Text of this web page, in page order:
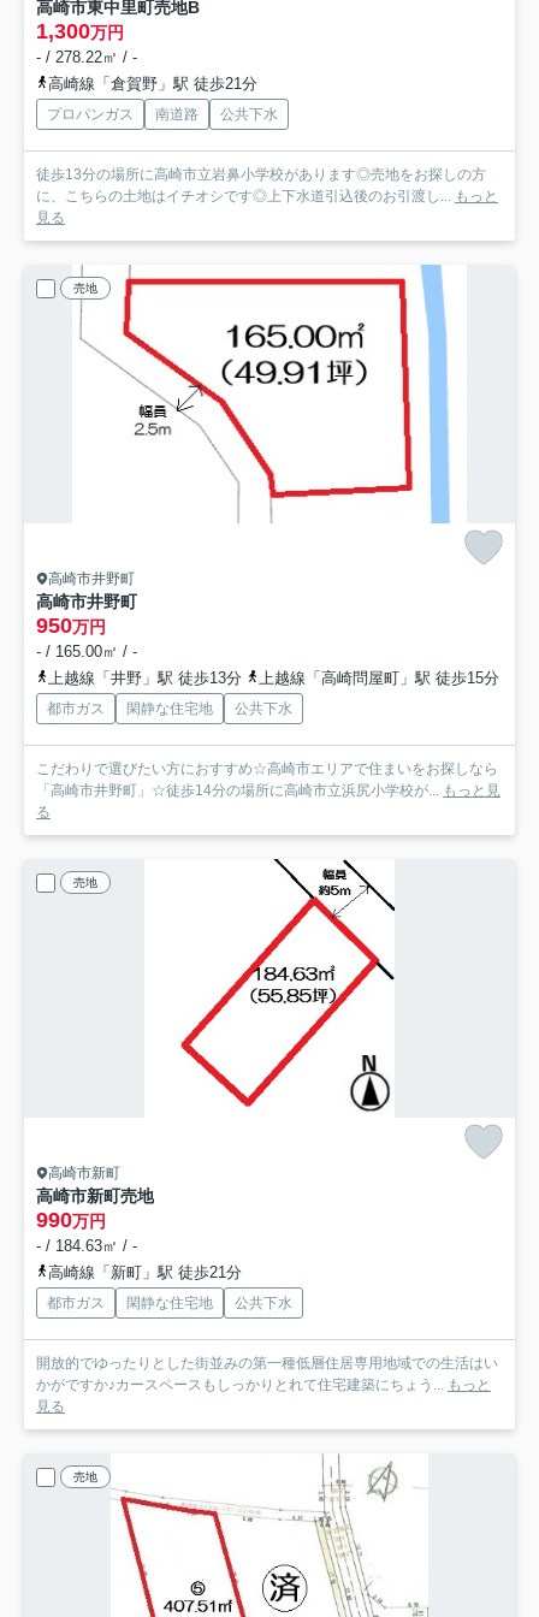
高崎市東中里町売地B
1,300万円
- / 278.22㎡ / -
高崎線「倉賀野」駅 徒歩21分
プロパンガス 南道路 公共下水
徒歩13分の場所に高崎市立岩鼻小学校があります◎売地をお探しの方
に、こちらの土地はイチオシです◎上下水道引込後のお引渡し... もっと
見る
売地
高崎市井野町
高崎市井野町
950万円
- / 165.00㎡ / -
上越線「井野」駅 徒歩13分
上越線「高崎問屋町」駅 徒歩15分
都市ガス 閑静な住宅地 公共下水
こだわりで選びたい方におすすめ☆高崎市エリアで住まいをお探しなら
「高崎市井野町」☆徒歩14分の場所に高崎市立浜尻小学校が... もっと見
る
売地
高崎市新町
高崎市新町売地
990万円
- / 184.63㎡ / -
高崎線「新町」駅 徒歩21分
都市ガス 閑静な住宅地 公共下水
開放的でゆったりとした街並みの第一種低層住居専用地域での生活はい
かがですか♪カースペースもしっかりとれて住宅建築にちょう... もっと
見る
売地